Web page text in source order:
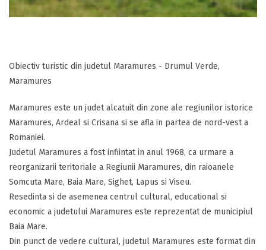
Obiectiv turistic din judetul Maramures - Drumul Verde,
Maramures
Maramures este un judet alcatuit din zone ale regiunilor istorice
Maramures, Ardeal si Crisana si se afla in partea de nord-vest a
Romaniei.
Judetul Maramures a fost infiintat in anul 1968, ca urmare a
reorganizarii teritoriale a Regiunii Maramures, din raioanele
Somcuta Mare, Baia Mare, Sighet, Lapus si Viseu.
Resedinta si de asemenea centrul cultural, educational si
economic a judetului Maramures este reprezentat de municipiul
Baia Mare.
Din punct de vedere cultural, judetul Maramures este format din